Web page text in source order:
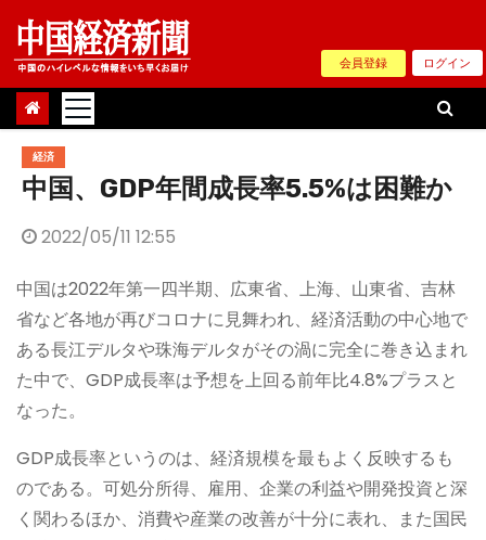
Skip
content
会員登録 ログイン
経済
中国、GDP年間成長率5.5%は困難か
2022/05/11 12:55
中国は2022年第一四半期、広東省、上海、山東省、吉林
省など各地が再びコロナに見舞われ、経済活動の中心地で
ある長江デルタや珠海デルタがその渦に完全に巻き込まれ
た中で、GDP成長率は予想を上回る前年比4.8%プラスと
なった。
GDP成長率というのは、経済規模を最もよく反映するも
のである。可処分所得、雇用、企業の利益や開発投資と深
く関わるほか、消費や産業の改善が十分に表れ、また国民